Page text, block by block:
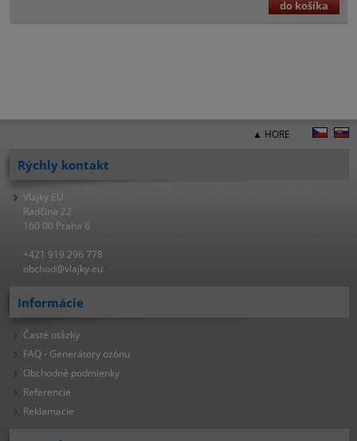
do košíka
▲ HORE
Rýchly kontakt
Vlajky.EU
Radčina 22
160 00 Praha 6
+421 919 296 778
obchod@vlajky.eu
Informácie
Časté otázky
FAQ - Generátory ozónu
Obchodné podmienky
Referencie
Reklamacie